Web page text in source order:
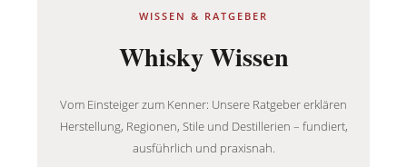
WISSEN & RATGEBER
Whisky Wissen
Vom Einsteiger zum Kenner: Unsere Ratgeber erklären
Herstellung, Regionen, Stile und Destillerien – fundiert,
ausführlich und praxisnah.